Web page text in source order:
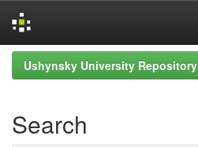
Skip
navigation
Ushynsky University Repository
Search